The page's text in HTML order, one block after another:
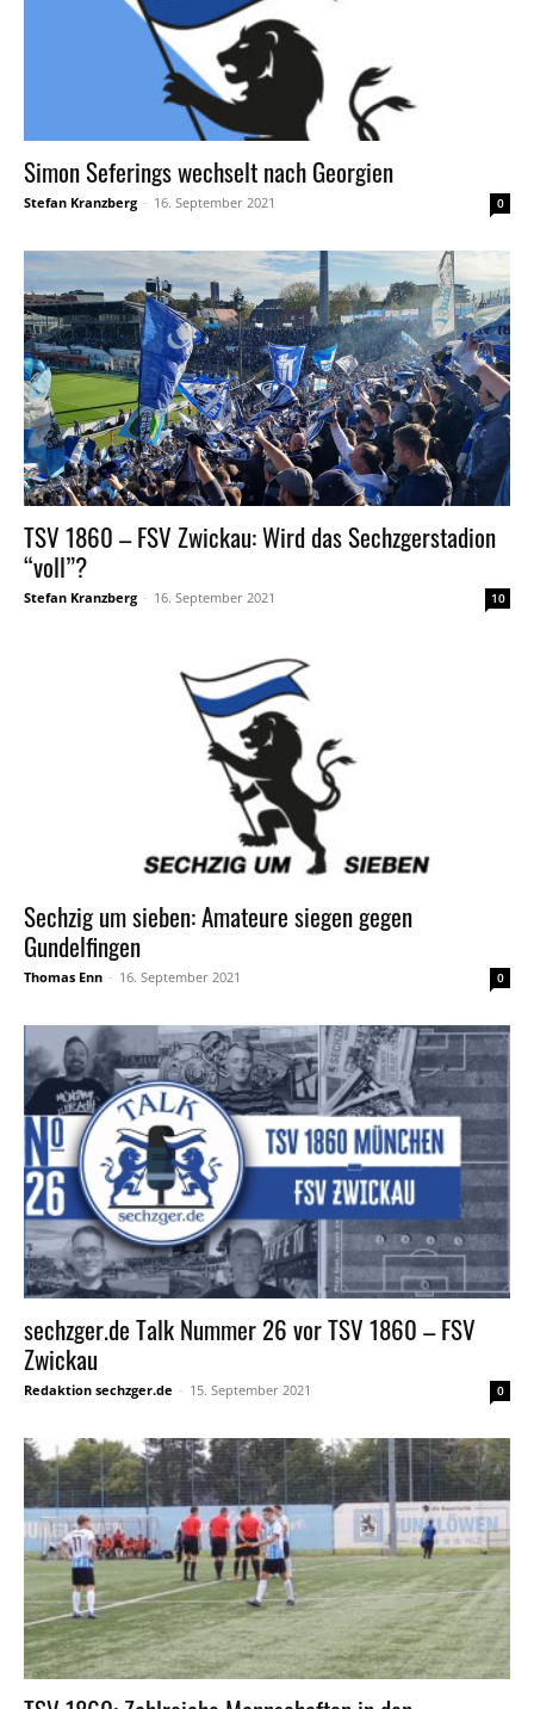
Simon Seferings wechselt nach Georgien
Stefan Kranzberg - 16. September 2021 0
TSV 1860 – FSV Zwickau: Wird das Sechzgerstadion
“voll”?
Stefan Kranzberg - 16. September 2021 10
Sechzig um sieben: Amateure siegen gegen
Gundelfingen
Thomas Enn - 16. September 2021 0
sechzger.de Talk Nummer 26 vor TSV 1860 – FSV
Zwickau
Redaktion sechzger.de - 15. September 2021 0